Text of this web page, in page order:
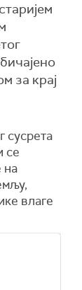
за крај
сусрета
се
на
влаге